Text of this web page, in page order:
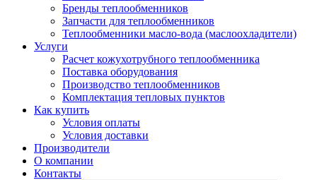
Бренды теплообменников
Запчасти для теплообменников
Теплообменники масло-вода (маслоохладители)
Услуги
Расчет кожухотрубного теплообменника
Поставка оборудования
Производство теплообменников
Комплектация тепловых пунктов
Как купить
Условия оплаты
Условия доставки
Производители
О компании
Контакты